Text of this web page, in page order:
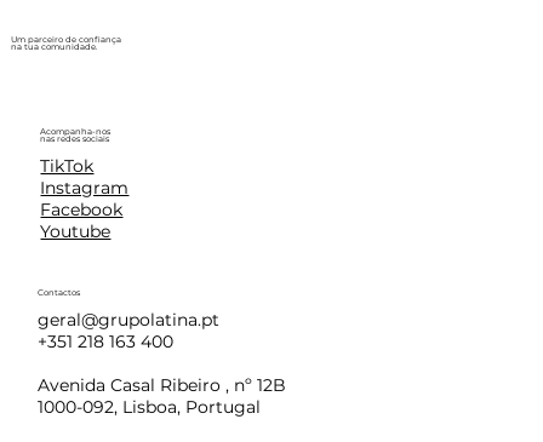
Um parceiro de confiança
na tua comunidade.
Acompanha-nos
nas redes sociais
TikTok
Instagram
Facebook
Youtube
Contactos
geral@grupolatina.pt
+351 218 163 400
Avenida Casal Ribeiro , nº 12B
1000-092, Lisboa, Portugal